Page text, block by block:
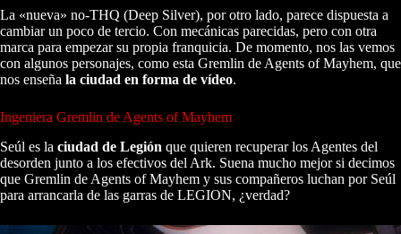
La «nueva» no-THQ (Deep Silver), por otro lado, parece dispuesta a
cambiar un poco de tercio. Con mecánicas parecidas, pero con otra
marca para empezar su propia franquicia. De momento, nos las vemos
con algunos personajes, como esta Gremlin de Agents of Mayhem, que
nos enseña la ciudad en forma de vídeo.
Ingeniera Gremlin de Agents of Mayhem
Seúl es la ciudad de Legión que quieren recuperar los Agentes del
desorden junto a los efectivos del Ark. Suena mucho mejor si decimos
que Gremlin de Agents of Mayhem y sus compañeros luchan por Seúl
para arrancarla de las garras de LEGION, ¿verdad?